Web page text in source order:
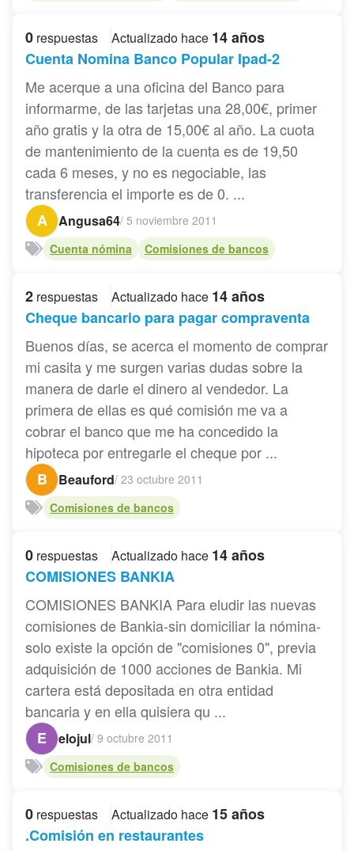
0 respuestas Actualizado hace 14 años
Cuenta Nomina Banco Popular Ipad-2
Me acerque a una oficina del Banco para
informarme, de las tarjetas una 28,00€, primer
año gratis y la otra de 15,00€ al año. La cuota
de mantenimiento de la cuenta es de 19,50
cada 6 meses, y no es negociable, las
transferencia el importe es de 0. ...
A
Angusa64/ 5 noviembre 2011
Cuenta nómina
Comisiones de bancos
2 respuestas Actualizado hace 14 años
Cheque bancario para pagar compraventa
Buenos días, se acerca el momento de comprar
mi casita y me surgen varias dudas sobre la
manera de darle el dinero al vendedor. La
primera de ellas es qué comisión me va a
cobrar el banco que me ha concedido la
hipoteca por entregarle el cheque por ...
B
Beauford/ 23 octubre 2011
Comisiones de bancos
0 respuestas Actualizado hace 14 años
COMISIONES BANKIA
COMISIONES BANKIA Para eludir las nuevas
comisiones de Bankia-sin domiciliar la nómina-
solo existe la opción de "comisiones 0", previa
adquisición de 1000 acciones de Bankia. Mi
cartera está depositada en otra entidad
bancaria y en ella quisiera qu ...
E
elojul/ 9 octubre 2011
Comisiones de bancos
0 respuestas Actualizado hace 15 años
.Comisión en restaurantes